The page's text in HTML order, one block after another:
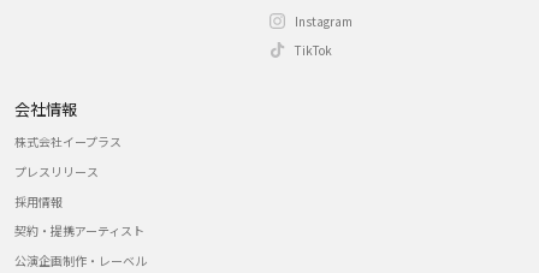
Instagram
TikTok
会社情報
株式会社イープラス
プレスリリース
採用情報
契約・提携アーティスト
公演企画制作・レーベル